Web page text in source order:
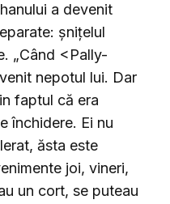
a devenit
șnițelul
„Când <Pally-
nepotul lui. Dar
faptul că era
închidere. Ei nu
ăsta este
joi, vineri,
un cort, se puteau